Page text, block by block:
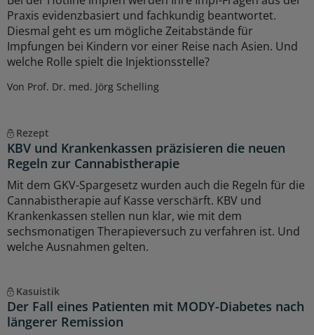
Praxis evidenzbasiert und fachkundig beantwortet.
Diesmal geht es um mögliche Zeitabstände für
Impfungen bei Kindern vor einer Reise nach Asien. Und
welche Rolle spielt die Injektionsstelle?
Von Prof. Dr. med. Jörg Schelling
Rezept
KBV und Krankenkassen präzisieren die neuen
Regeln zur Cannabistherapie
Mit dem GKV-Spargesetz wurden auch die Regeln für die
Cannabistherapie auf Kasse verschärft. KBV und
Krankenkassen stellen nun klar, wie mit dem
sechsmonatigen Therapieversuch zu verfahren ist. Und
welche Ausnahmen gelten.
Kasuistik
Der Fall eines Patienten mit MODY-Diabetes nach
längerer Remission